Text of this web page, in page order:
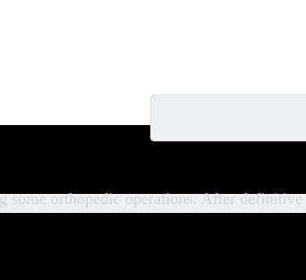
orthopedic operations. After